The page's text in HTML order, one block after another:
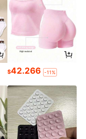
$42.266 -11%